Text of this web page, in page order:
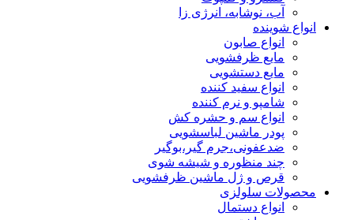
آب، نوشابه، انرژی زا
انواع شوینده
انواع صابون
مایع ظرفشویی
مایع دستشویی
انواع سفید کننده
شامپو و نرم کننده
انواع سم و حشره کش
پودر ماشین لباسشویی
ضدعفونی،جرم گیر،بوگیر
چند منظوره و شیشه شوی
قرص و ژل ماشین ظرفشویی
محصولات سلولزی
انواع دستمال